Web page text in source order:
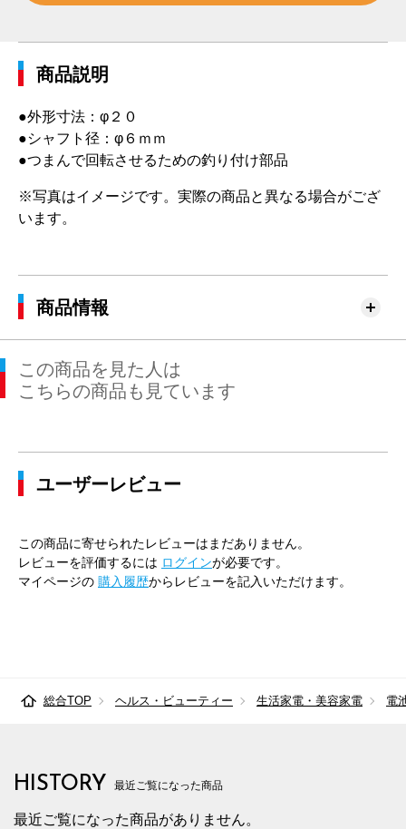
商品説明
●外形寸法：φ２０
●シャフト径：φ６ｍｍ
●つまんで回転させるための釣り付け部品
※写真はイメージです。実際の商品と異なる場合がござ
います。
商品情報
この商品を見た人は
こちらの商品も見ています
ユーザーレビュー
この商品に寄せられたレビューはまだありません。
レビューを評価するには ログインが必要です。
マイページの 購入履歴からレビューを記入いただけます。
総合TOP ヘルス・ビューティー 生活家電・美容家電 電
HISTORY 最近ご覧になった商品
最近ご覧になった商品がありません。